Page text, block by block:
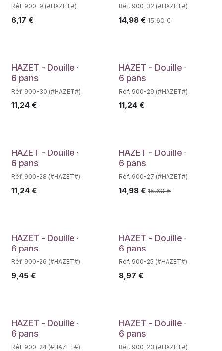
Réf. 900-9 (#HAZET#)
6,17 €
Réf. 900-32 (#HAZET#)
14,98€ 15,60€
Déstockage
HAZET - Douille ∙
6 pans
Réf. 900-30 (#HAZET#)
11,24 €
Déstockage
HAZET - Douille ∙
6 pans
Réf. 900-29 (#HAZET#)
11,24€
Déstockage
HAZET - Douille ∙
6 pans
Réf. 900-28 (#HAZET#)
11,24 €
HAZET - Douille ∙
6 pans
Réf. 900-27 (#HAZET#)
14,98€ 15,60€
Déstockage
HAZET - Douille ∙
6 pans
Réf. 900-26 (#HAZET#)
9,45 €
Déstockage
HAZET - Douille ∙
6 pans
Réf. 900-25 (#HAZET#)
8,97 €
HAZET - Douille ∙
6 pans
Réf. 900-24 (#HAZET#) Déstockage
HAZET - Douille ∙
6 pans
Réf. 900-23 (#HAZET#)